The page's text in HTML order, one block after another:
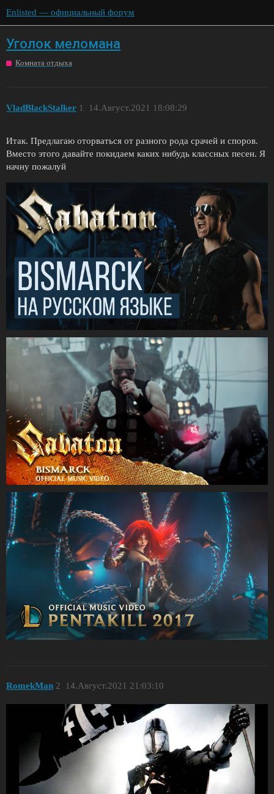
Enlisted — официальный форум
Уголок меломана
Комната отдыха
VladBlackStalker 14.Август.2021 18:08:29
1
Итак. Предлагаю оторваться от разного рода срачей и споров.
Вместо этого давайте покидаем каких нибудь классных песен. Я
начну пожалуй
RomekMan 14.Август.2021 21:03:10
2